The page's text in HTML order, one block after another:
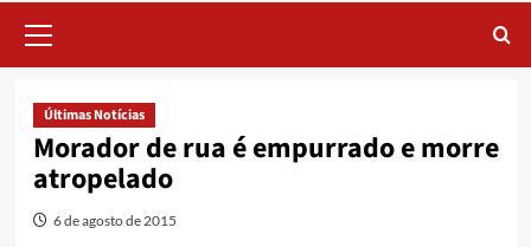
Menu
Últimas Notícias
Morador de rua é empurrado e morre
atropelado
6 de agosto de 2015